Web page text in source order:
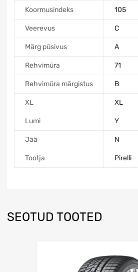
Koormusindeks 105
Veerevus C
Märg püsivus A
Rehvimüra 71
Rehvimüra märgistus B
XL XL
Lumi Y
Jää N
Tootja Pirelli
SEOTUD TOOTED